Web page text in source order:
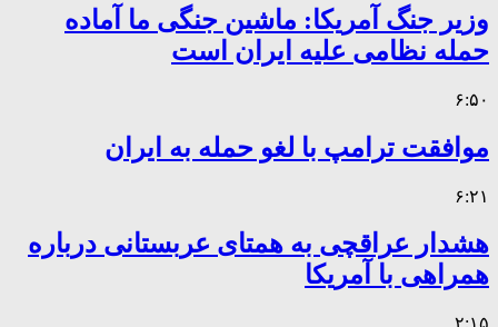
وزیر جنگ آمریکا: ماشین جنگی ما آماده
حمله نظامی علیه ایران است
۶:۵۰
موافقت ترامپ با لغو حمله به ایران
۶:۲۱
هشدار عراقچی به همتای عربستانی درباره
همراهی با آمریکا